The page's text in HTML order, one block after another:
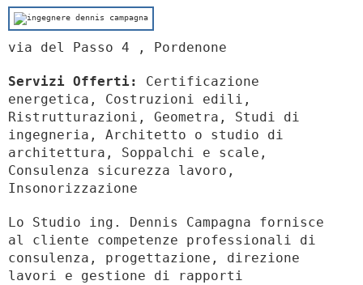
via del Passo 4 , Pordenone
Servizi Offerti:
Certificazione
energetica, Costruzioni edili,
Ristrutturazioni, Geometra, Studi di
ingegneria, Architetto o studio di
architettura, Soppalchi e scale,
Consulenza sicurezza lavoro,
Insonorizzazione
Lo Studio ing. Dennis Campagna fornisce
al cliente competenze professionali di
consulenza, progettazione, direzione
lavori e gestione di rapporti